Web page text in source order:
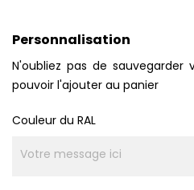
Personnalisation
N'oubliez pas de sauvegarder
pouvoir l'ajouter au panier
Couleur du RAL